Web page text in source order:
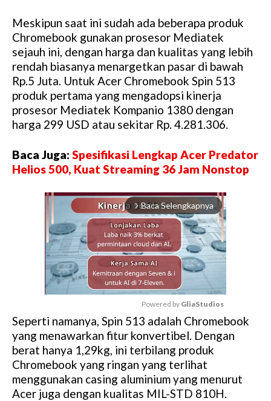
Meskipun saat ini sudah ada beberapa produk
Chromebook gunakan prosesor Mediatek
sejauh ini, dengan harga dan kualitas yang lebih
rendah biasanya menargetkan pasar di bawah
Rp.5 Juta. Untuk Acer Chromebook Spin 513
produk pertama yang mengadopsi kinerja
prosesor Mediatek Kompanio 1380 dengan
harga 299 USD atau sekitar Rp. 4.281.306.
Baca Juga: Spesifikasi Lengkap Acer Predator
Helios 500, Kuat Streaming 36 Jam Nonstop
arrow_forward_ios Baca Selengkapnya
M
u
t
e
Powered by GliaStudios
Seperti namanya, Spin 513 adalah Chromebook
yang menawarkan fitur konvertibel. Dengan
berat hanya 1,29kg, ini terbilang produk
Chromebook yang ringan yang terlihat
menggunakan casing aluminium yang menurut
Acer juga dengan kualitas MIL-STD 810H.